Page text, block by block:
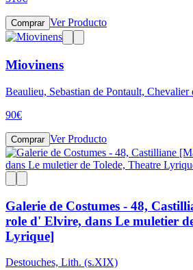
Comprar Ver Producto
Miovinens
Beaulieu, Sebastian de Pontault, Chevalier
90€
Comprar Ver Producto
Galerie de Costumes - 48,
role d' Elvire, dans Le muletier
Lyrique]
Destouches, Lith. (s.XIX)